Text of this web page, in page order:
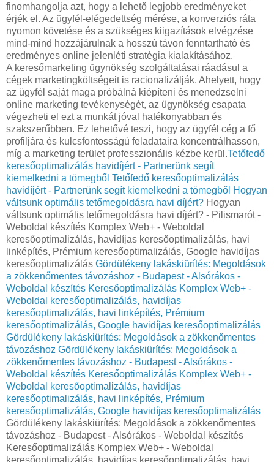
finomhangolja azt, hogy a lehető legjobb eredményeket
érjék el. Az ügyfél-elégedettség mérése, a konverziós ráta
nyomon követése és a szükséges kiigazítások elvégzése
mind-mind hozzájárulnak a hosszú távon fenntartható és
eredményes online jelenléti stratégia kialakításához.
A keresőmarketing ügynökség szolgáltatásai ráadásul a
cégek marketingköltségeit is racionalizálják. Ahelyett, hogy
az ügyfél saját maga próbálná kiépíteni és menedzselni
online marketing tevékenységét, az ügynökség csapata
végezheti el ezt a munkát jóval hatékonyabban és
szakszerűbben. Ez lehetővé teszi, hogy az ügyfél cég a fő
profiljára és kulcsfontosságú feladataira koncentrálhasson,
míg a marketing terület professzionális kézbe kerül.Tetőfedő
keresőoptimalizálás havidíjért - Partnerünk segít
kiemelkedni a tömegből Tetőfedő keresőoptimalizálás
havidíjért - Partnerünk segít kiemelkedni a tömegből Hogyan
váltsunk optimális tetőmegoldásra havi díjért? Hogyan
váltsunk optimális tetőmegoldásra havi díjért? - Pilismarót -
Weboldal készítés Komplex Web+ - Weboldal
keresőoptimalizálás, havidíjas keresőoptimalizálás, havi
linképítés, Prémium keresőoptimalizálás, Google havidíjas
keresőoptimalizálás Gördülékeny lakáskiürítés: Megoldások
a zökkenőmentes távozáshoz - Budapest - Alsórákos -
Weboldal készítés Keresőoptimalizálás Komplex Web+ -
Weboldal keresőoptimalizálás, havidíjas
keresőoptimalizálás, havi linképítés, Prémium
keresőoptimalizálás, Google havidíjas keresőoptimalizálás
Gördülékeny lakáskiürítés: Megoldások a zökkenőmentes
távozáshoz Gördülékeny lakáskiürítés: Megoldások a
zökkenőmentes távozáshoz - Budapest - Alsórákos -
Weboldal készítés Keresőoptimalizálás Komplex Web+ -
Weboldal keresőoptimalizálás, havidíjas
keresőoptimalizálás, havi linképítés, Prémium
keresőoptimalizálás, Google havidíjas keresőoptimalizálás
Gördülékeny lakáskiürítés: Megoldások a zökkenőmentes
távozáshoz - Budapest - Alsórákos - Weboldal készítés
Keresőoptimalizálás Komplex Web+ - Weboldal
keresőoptimalizálás, havidíjas keresőoptimalizálás, havi